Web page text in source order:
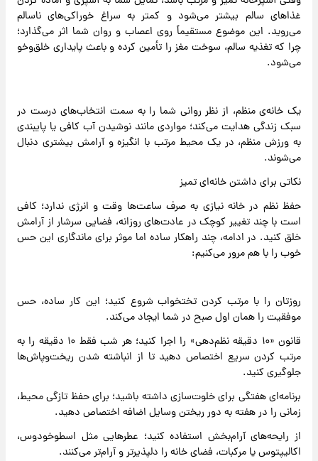
غذاهای سالم بیشتر می‌شود و کمتر به سراغ خوراکی‌های ناسالم
می‌روید. این موضوع مستقیماً روی اعصاب و روان شما اثر می‌گذارد؛
چرا که تغذیه سالم، سوخت مغز را تأمین کرده و باعث پایداری خلق‌وخو
می‌شود.
یک خانه‌ی منظم، از نظر روانی شما را به سمت انتخاب‌های درست در
سبک زندگی هدایت می‌کند؛ مواردی مانند نوشیدن آب کافی یا پایبندی
به ورزش منظم، در یک محیط مرتب با انگیزه و آرامش بیشتری دنبال
می‌شوند.
نکاتی برای داشتن خانه‌ای تمیز
حفظ نظم در خانه نیازی به صرف ساعت‌ها وقت و انرژی ندارد؛ کافی
است با چند تغییر کوچک در عادت‌های روزانه، فضایی سرشار از آرامش
خلق کنید. در ادامه، چند راهکار ساده اما موثر برای ماندگاری این حس
خوب را با هم مرور می‌کنیم:
روزتان را با مرتب کردن تختخواب شروع کنید؛ این کار ساده، حس
موفقیت را همان اول صبح در شما ایجاد می‌کند.
قانون «۱۰ دقیقه نظم‌دهی» را اجرا کنید؛ هر شب فقط ۱۰ دقیقه را به
مرتب کردن سریع اختصاص دهید تا از انباشته شدن ریخت‌وپاش‌ها
جلوگیری کنید.
برنامه‌ای هفتگی برای خلوت‌سازی داشته باشید؛ برای حفظ تازگی محیط،
زمانی را در هفته به دور ریختن وسایل اضافه اختصاص دهید.
از رایحه‌های آرام‌بخش استفاده کنید؛ عطرهایی مثل اسطوخودوس،
اکالیپتوس یا مرکبات، فضای خانه را دلپذیرتر و آرام‌تر می‌کنند.